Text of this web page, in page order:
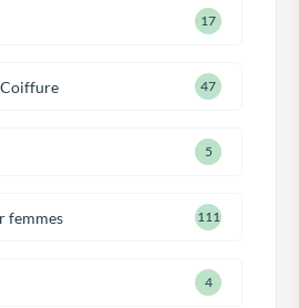
17
47
5
femmes 111
4